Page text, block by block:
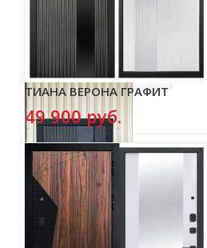
ТИАНА ВЕРОНА ГРАФИТ
49 900 руб.